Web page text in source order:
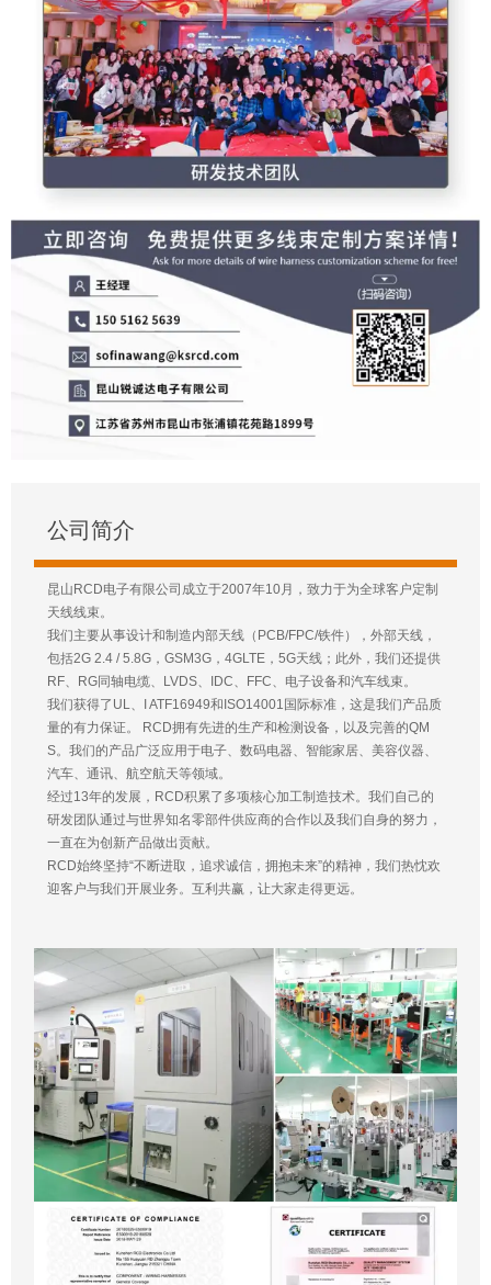
公司简介
昆山RCD电子有限公司成立于2007年10月，致力于为全球客户定制
天线线束。
我们主要从事设计和制造内部天线（PCB/FPC/铁件），外部天线，
包括2G 2.4 / 5.8G，GSM3G，4GLTE，5G天线；此外，我们还提供
RF、RG同轴电缆、LVDS、IDC、FFC、电子设备和汽车线束。
我们获得了UL、I ATF16949和ISO14001国际标准，这是我们产品质
量的有力保证。 RCD拥有先进的生产和检测设备，以及完善的QM
S。我们的产品广泛应用于电子、数码电器、智能家居、美容仪器、
汽车、通讯、航空航天等领域。
经过13年的发展，RCD积累了多项核心加工制造技术。我们自己的
研发团队通过与世界知名零部件供应商的合作以及我们自身的努力，
一直在为创新产品做出贡献。
RCD始终坚持“不断进取，追求诚信，拥抱未来”的精神，我们热忱欢
迎客户与我们开展业务。互利共赢，让大家走得更远。